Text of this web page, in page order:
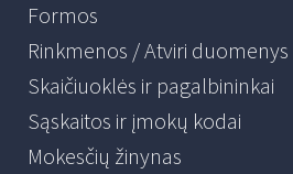
Formos
Rinkmenos / Atviri duomenys
Skaičiuoklės ir pagalbininkai
Sąskaitos ir įmokų kodai
Mokesčių žinynas